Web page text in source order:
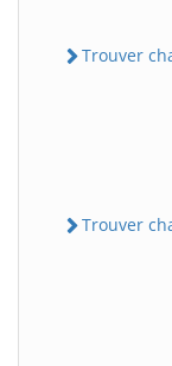
Trouver
Trouver